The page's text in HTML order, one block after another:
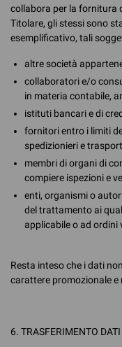
collabora per la fornitura
Titolare, gli stessi sono
esemplificativo, tali
altre società
collaboratori e/o
in materia contabile,
istituti bancari e di
fornitori entro i limiti
spedizionieri e
membri di organi di
compiere ispezioni e
enti, organismi o
del trattamento ai
applicabile o ad
Resta inteso che i dati
carattere promozionale
6. TRASFERIMENTO